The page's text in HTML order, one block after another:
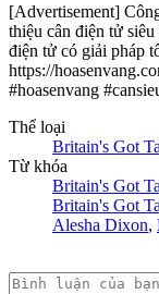
[Advertisement]
thiệu cân điện tử
điện tử có giải pháp
https://
#hoasenvang
Thể loại
Britain's Got
Từ khóa
Britain's Got
Britain's Got
Alesha Dixon,